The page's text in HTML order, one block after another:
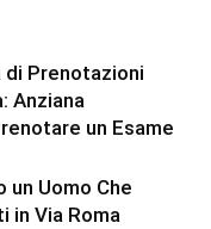
di Prenotazioni
Anziana
un Esame
un Uomo Che
in Via Roma